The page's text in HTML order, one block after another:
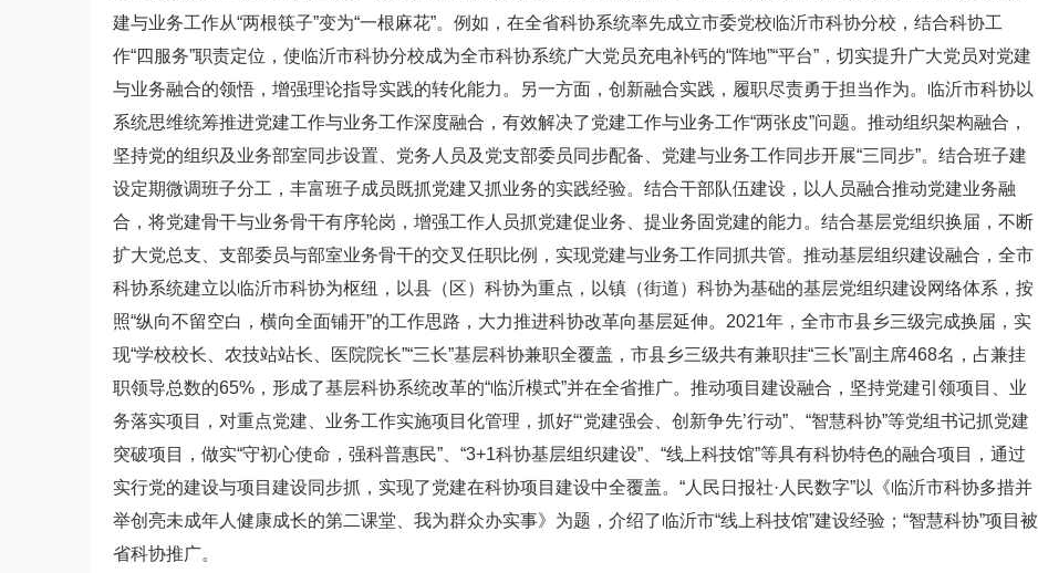
建与业务工作从“两根筷子”变为“一根麻花”。例如，在全省科协系统率先成立市委党校临沂市科协分校，结合科协工
作“四服务”职责定位，使临沂市科协分校成为全市科协系统广大党员充电补钙的“阵地”“平台”，切实提升广大党员对党建
与业务融合的领悟，增强理论指导实践的转化能力。另一方面，创新融合实践，履职尽责勇于担当作为。临沂市科协以
系统思维统筹推进党建工作与业务工作深度融合，有效解决了党建工作与业务工作“两张皮”问题。推动组织架构融合，
坚持党的组织及业务部室同步设置、党务人员及党支部委员同步配备、党建与业务工作同步开展“三同步”。结合班子建
设定期微调班子分工，丰富班子成员既抓党建又抓业务的实践经验。结合干部队伍建设，以人员融合推动党建业务融
合，将党建骨干与业务骨干有序轮岗，增强工作人员抓党建促业务、提业务固党建的能力。结合基层党组织换届，不断
扩大党总支、支部委员与部室业务骨干的交叉任职比例，实现党建与业务工作同抓共管。推动基层组织建设融合，全市
科协系统建立以临沂市科协为枢纽，以县（区）科协为重点，以镇（街道）科协为基础的基层党组织建设网络体系，按
照“纵向不留空白，横向全面铺开”的工作思路，大力推进科协改革向基层延伸。2021年，全市市县乡三级完成换届，实
现“学校校长、农技站站长、医院院长”“三长”基层科协兼职全覆盖，市县乡三级共有兼职挂“三长”副主席468名，占兼挂
职领导总数的65%，形成了基层科协系统改革的“临沂模式”并在全省推广。推动项目建设融合，坚持党建引领项目、业
务落实项目，对重点党建、业务工作实施项目化管理，抓好“‘党建强会、创新争先’行动”、“智慧科协”等党组书记抓党建
突破项目，做实“守初心使命，强科普惠民”、“3+1科协基层组织建设”、“线上科技馆”等具有科协特色的融合项目，通过
实行党的建设与项目建设同步抓，实现了党建在科协项目建设中全覆盖。“人民日报社·人民数字”以《临沂市科协多措并
举创亮未成年人健康成长的第二课堂、我为群众办实事》为题，介绍了临沂市“线上科技馆”建设经验；“智慧科协”项目被
省科协推广。